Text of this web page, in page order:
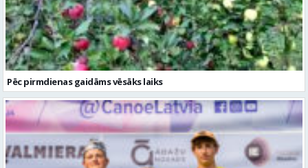
Pēc pirmdienas gaidāms vēsāks laiks